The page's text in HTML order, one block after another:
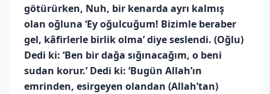
götürürken, Nuh, bir kenarda ayrı kalmış
olan oğluna ‘Ey oğulcuğum! Bizimle beraber
gel, kâfirlerle birlik olma’ diye seslendi. (Oğlu)
Dedi ki: ‘Ben bir dağa sığınacağım, o beni
sudan korur.’ Dedi ki: ‘Bugün Allah’ın
emrinden, esirgeyen olandan (Allah’tan)